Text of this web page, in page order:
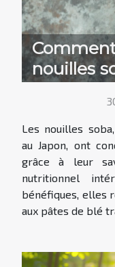
nouilles
Les nouilles
au Japon, ont
grâce à leur
nutritionnel
bénéfiques, elles
aux pâtes de blé